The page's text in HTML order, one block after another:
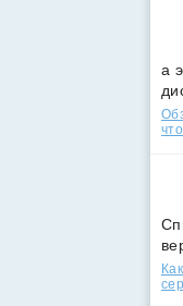
а